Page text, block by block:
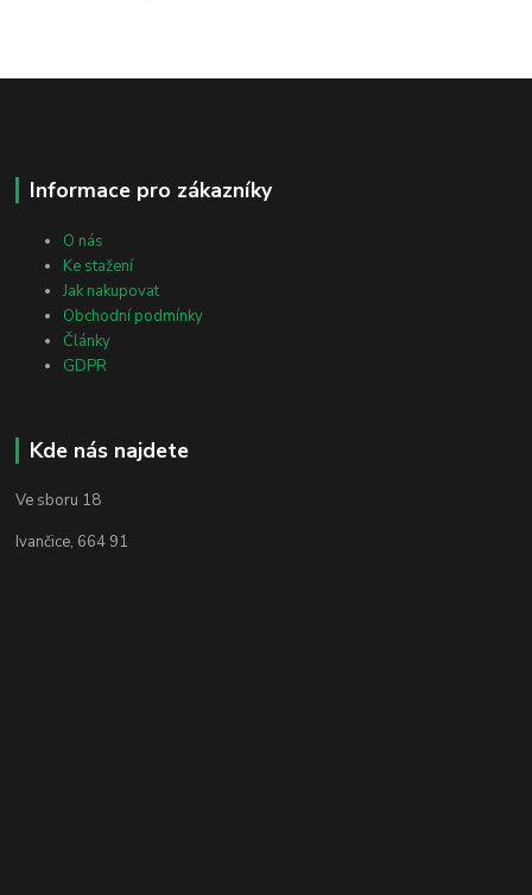
Informace pro zákazníky
O nás
Ke stažení
Jak nakupovat
Obchodní podmínky
Články
GDPR
Kde nás najdete
Ve sboru 18
Ivančice, 664 91